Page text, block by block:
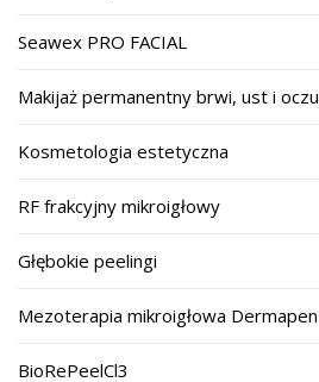
Seawex PRO FACIAL
Makijaż permanentny brwi, ust i oczu
Kosmetologia estetyczna
RF frakcyjny mikroigłowy
Głębokie peelingi
Mezoterapia mikroigłowa Dermapen
BioRePeelCl3